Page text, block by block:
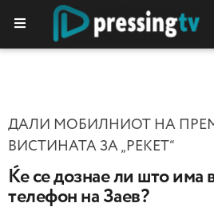
ДАЛИ МОБИЛНИОТ НА
ВИСТИНАТА ЗА „РЕКЕТ“
Ќе се дознае ли што има
телефон на Заев?